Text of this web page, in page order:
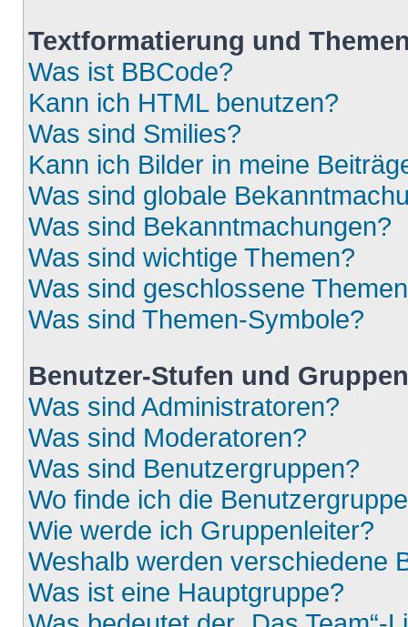
Textformatierung und
Was ist BBCode?
Kann ich HTML benutzen?
Was sind Smilies?
Kann ich Bilder in meine
Was sind globale
Was sind Bekanntmachungen?
Was sind wichtige Themen?
Was sind geschlossene
Was sind Themen-Symbole?
Benutzer-Stufen und Gruppen
Was sind Administratoren?
Was sind Moderatoren?
Was sind Benutzergruppen?
Wo finde ich die
Wie werde ich Gruppenleiter?
Weshalb werden verschiedene
Was ist eine Hauptgruppe?